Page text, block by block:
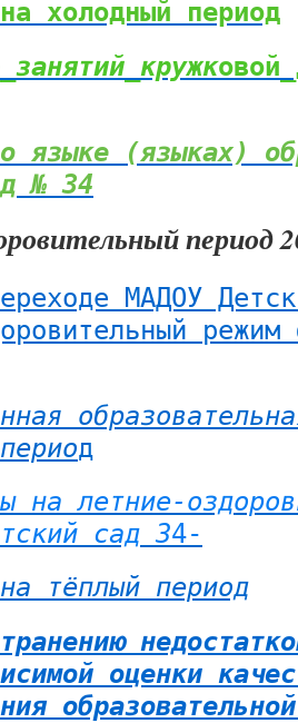
холодный период
языке (языках)
№ 34
период
МАДОУ
режим
период
на летние-
сад 34-
тёплый период
оценки